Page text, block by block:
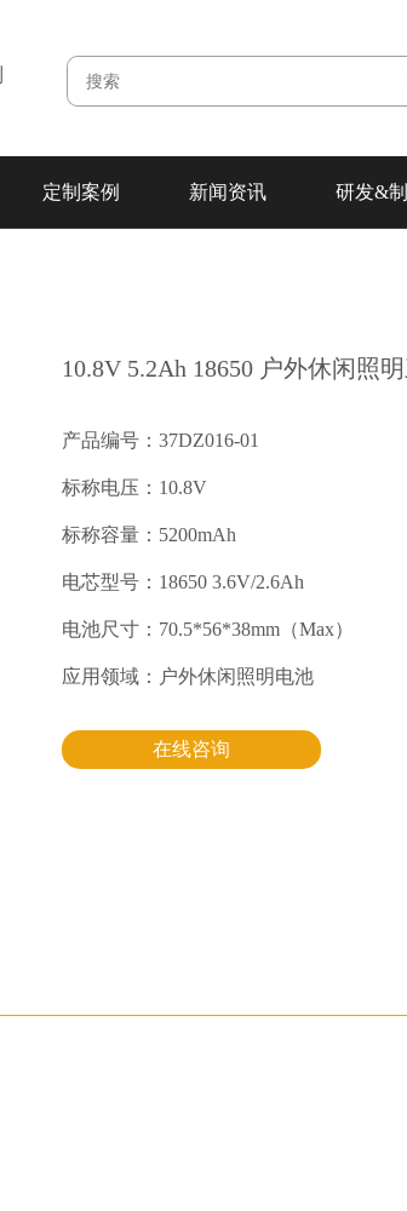
定制案例 新闻资讯 研发&
10.8V 5.2Ah 18650 户外休闲照
产品编号：37DZ016-01
标称电压：10.8V
标称容量：5200mAh
电芯型号：18650 3.6V/2.6Ah
电池尺寸：70.5*56*38mm（Max）
应用领域：户外休闲照明电池
在线咨询